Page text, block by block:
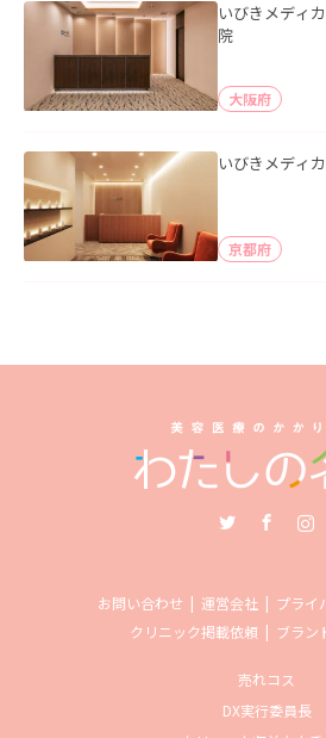
いびきメディ
院
大阪府
いびきメディ
京都府
お問い合わせ 運営会社
プライ
クリニック掲載依頼
ブラン
売れコス
DX実行委員長